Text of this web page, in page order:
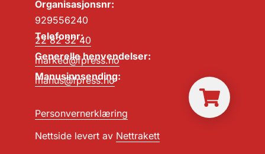
Organisasjonsnr:
929556240
Telefonnr:
22 82 32 40
Generelle henvendelser:
marked@fpress.no
Manusinnsending:
manus@fpress.no
Personvernerklæring
Nettside levert av Nettrakett